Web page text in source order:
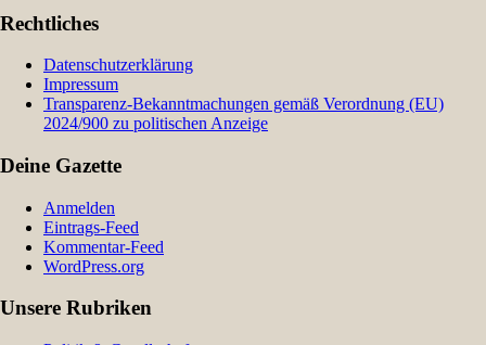
Rechtliches
Datenschutzerklärung
Impressum
Transparenz-Bekanntmachungen gemäß Verordnung (EU)
2024/900 zu politischen Anzeige
Deine Gazette
Anmelden
Eintrags-Feed
Kommentar-Feed
WordPress.org
Unsere Rubriken